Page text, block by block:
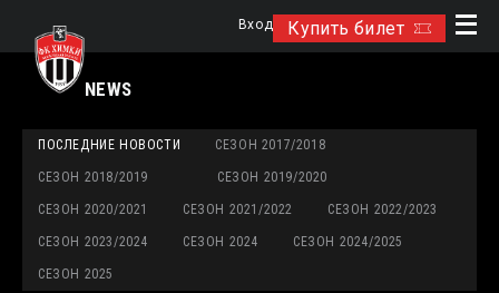
Купить билет
Вход
NEWS
ПОСЛЕДНИЕ НОВОСТИ СЕЗОН 2017/2018
СЕЗОН 2018/2019 СЕЗОН 2019/2020
СЕЗОН 2020/2021 СЕЗОН 2021/2022 СЕЗОН 2022/2023
СЕЗОН 2023/2024 СЕЗОН 2024 СЕЗОН 2024/2025
СЕЗОН 2025